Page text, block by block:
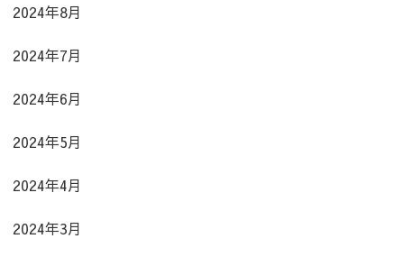
2024年8月
2024年7月
2024年6月
2024年5月
2024年4月
2024年3月